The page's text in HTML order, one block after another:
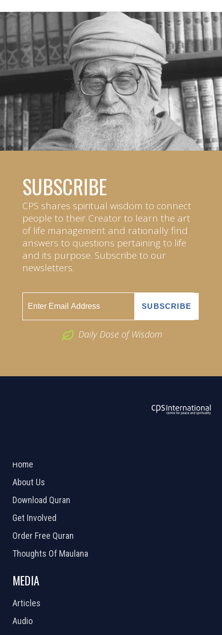
SUBSCRIBE
CPS shares spiritual wisdom to connect
people to their Creator to learn the art
of life management and rationally find
answers to questions pertaining to life
and its purpose. Subscribe to our
newsletters.
Daily Dose of Wisdom
Home
About Us
Download Quran
Get Involved
Order Free Quran
Thoughts Of Maulana
MEDIA
Articles
Audio